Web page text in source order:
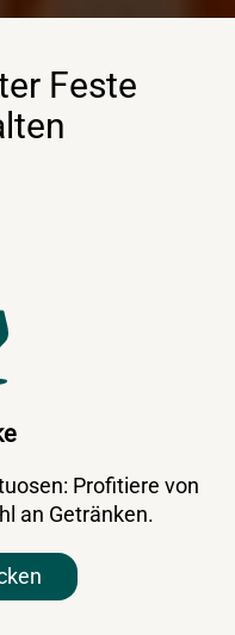
Feste
Profitiere von
an Getränken.